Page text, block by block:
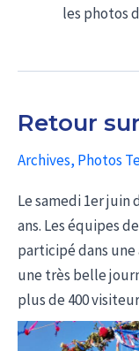
les photos
Retour
Archives, Photos
Le samedi 1er juin
ans. Les équipes
participé dans
une très belle
plus de 400